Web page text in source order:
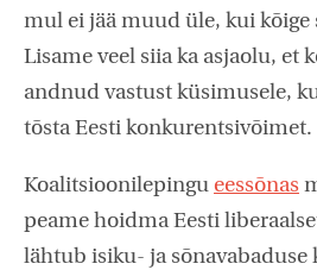
mul ei jää muud üle, kui kõige
Lisame veel siia ka asjaolu, et
andnud vastust küsimusele,
tõsta Eesti konkurentsivõimet.
Koalitsioonilepingu eessõnas
peame hoidma Eesti
lähtub isiku- ja sõnavabaduse